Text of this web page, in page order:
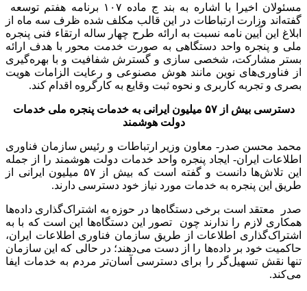
مسئولان اخیرا با اشاره به بند ج ماده ۱۰۷ برنامه هفتم توسعه
گفته‌اند وزارت ارتباطات در این قالب مکلف شده ظرف سه ماه از
ابلاغ این آیین نامه نسبت به ارائه طرح چهار ساله ارتقاء فنی پنجره
ملی و پنجره واحد دستگاهی به صورت خدمت محور با هدف ارائه
بستر مشارکت، شخصی سازی و گسترش شفافیت و با بهره‌گیری
از فناوری‌های نوین مانند هوش مصنوعی و رعایت الزامات هویت
بصری و تجربه کاربری و نحوه ثبت وقایع به کارگروه اقدام کند.
دسترسی بیش از ۵۷ میلیون ایرانی به خدمات پنجره ملی خدمات
دولت هوشمند
محمد محسن صدر- معاون وزیر ارتباطات و رئیس سازمان فناوری
اطلاعات ایران- ایجاد پنجره واحد خدمات دولت هوشمند را از جمله
این تلاش‌ها دانست و گفته است که بیش از ۵۷ میلیون ایرانی از
طریق این پنجره به خدمات مورد نیاز خود دسترسی دارند.
صدر معتقد است برخی دستگاه‌ها در حوزه به اشتراک‌گذاری داده‌ها
همکاری لازم را ندارند چون تصور این دستگاه‌ها این است که با به
اشتراک‌گذاری اطلاعات از طریق سازمان فناوری اطلاعات ایران،
حاکمیت خود بر داده‌ها را از دست می‌دهند؛ در حالی که این سازمان
تنها نقش تسهیل‌گر را برای دسترسی آسان‌تر مردم به خدمات ایفا
می‌کند.